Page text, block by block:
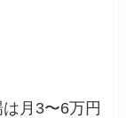
月3〜6万円